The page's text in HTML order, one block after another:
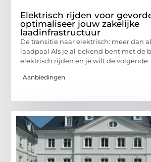
Elektrisch rijden voor
optimaliseer jouw zakelijke
laadinfrastructuur
De transitie naar elektrisch: meer dan
laadpaal Als je al bekend bent met de
elektrisch rijden en je wilt de volgende
Aanbiedingen